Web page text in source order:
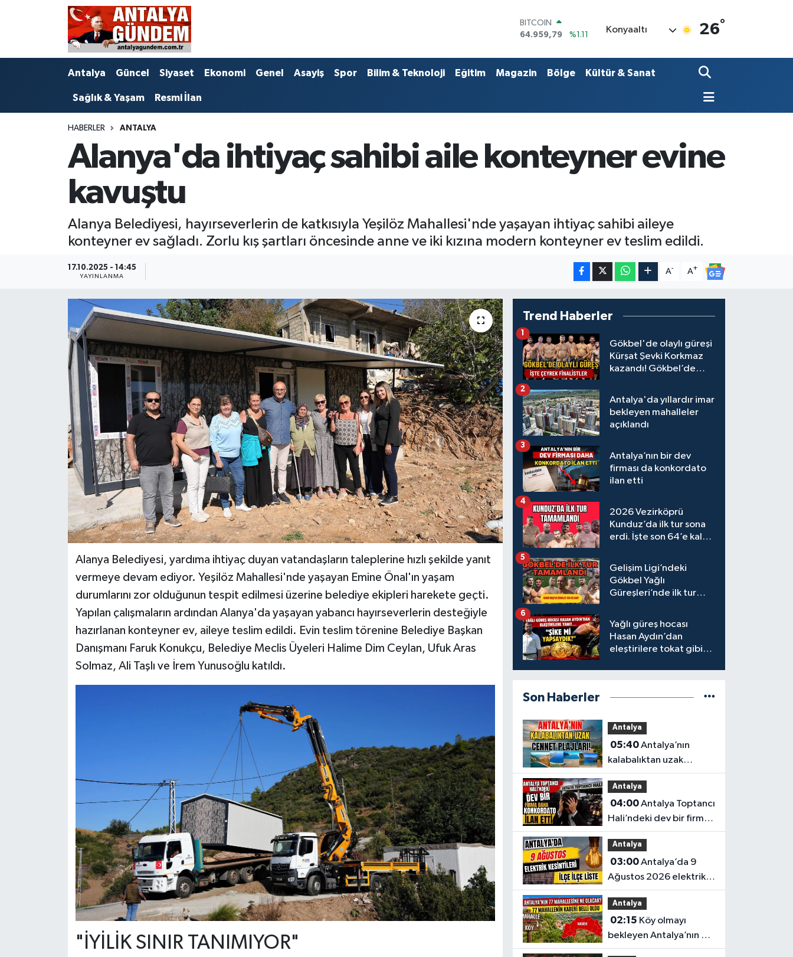
DOLAR
47,7436
%0.18
55,2510
%0.32
STERLİN
Konyaaltı 26°
Antalya Güncel Siyaset Ekonomi Genel Asayiş Spor Bilim & Teknoloji Eğitim Magazin Bölge Kültür & Sanat
Sağlık & Yaşam Resmi İlan
HABERLER ANTALYA
Alanya'da ihtiyaç sahibi aile konteyner evine
kavuştu
Alanya Belediyesi, hayırseverlerin de katkısıyla Yeşilöz Mahallesi'nde yaşayan ihtiyaç sahibi aileye
konteyner ev sağladı. Zorlu kış şartları öncesinde anne ve iki kızına modern konteyner ev teslim edildi.
17.10.2025 - 14:45
YAYINLANMA
A- A+
Alanya Belediyesi, yardıma ihtiyaç duyan vatandaşların taleplerine hızlı şekilde yanıt
vermeye devam ediyor. Yeşilöz Mahallesi'nde yaşayan Emine Önal'ın yaşam
durumlarını zor olduğunun tespit edilmesi üzerine belediye ekipleri harekete geçti.
Yapılan çalışmaların ardından Alanya'da yaşayan yabancı hayırseverlerin desteğiyle
hazırlanan konteyner ev, aileye teslim edildi. Evin teslim törenine Belediye Başkan
Danışmanı Faruk Konukçu, Belediye Meclis Üyeleri Halime Dim Ceylan, Ufuk Aras
Solmaz, Ali Taşlı ve İrem Yunusoğlu katıldı.
"İYİLİK SINIR TANIMIYOR"
Trend Haberler
Gökbel'de olaylı güreşi
Kürşat Şevki Korkmaz
kazandı! Gökbel’de
Gürbüz elendi!
1
Antalya'da yıllardır imar
bekleyen mahalleler
açıklandı
2
Antalya’nın bir dev
firması da konkordato
ilan etti
3
2026 Vezirköprü
Kunduz’da ilk tur sona
erdi. İşte son 64’e kalan
4
Gelişim Ligi’ndeki
Gökbel Yağlı
Güreşleri’nde ilk tur
5
Yağlı güreş hocası
Hasan Aydın’dan
eleştirilere tokat gibi
6
Son Haberler
Antalya
05:40Antalya’nın
kalabalıktan uzak
cennet plajları!
Antalya
04:00Antalya Toptancı
Hali’ndeki dev bir firma
daha konkordato ilan
etti
Antalya
03:00Antalya’da 9
Ağustos 2026 elektrik
kesintilerinin tam listesi
Antalya
02:15
bekleyen Antalya’nın 77
mahallesinin kaderi belli
Antalya
Bilim & Teknoloji
EĞİTİM
Kültür & Sanat
Magazin
Resmi İlan
Sağlık & Yaşam
Siyaset
Antalya Nöbetçi Eczaneler
Antalya Hava Durumu
Antalya Namaz Vakitleri
Süper Lig Puan Durumu ve Fikstür
Tüm Manşetler
Son Dakika Haberleri